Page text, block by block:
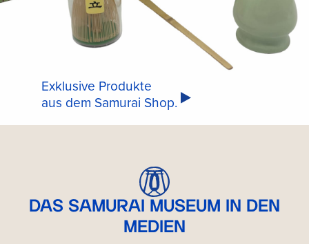
Exklusive Produkte
aus dem Samurai Shop.
DAS SAMURAI MUSEUM IN DEN
MEDIEN